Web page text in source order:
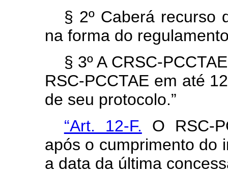
§ 2º Caberá recurso
na forma do
§ 3º A CRSC-
RSC-PCCTAE em até
de seu protocolo.”
“Art. 12-F. O RSC-
após o cumprimento do
a data da última